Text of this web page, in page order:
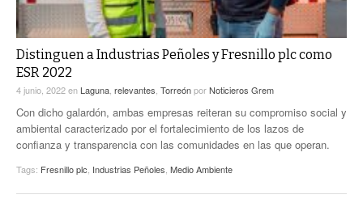
Distinguen a Industrias Peñoles y Fresnillo plc como
ESR 2022
4 junio, 2022en Laguna relevantes TorreónporNoticieros Grem
Con dicho galardón, ambas empresas reiteran su compromiso social y
ambiental caracterizado por el fortalecimiento de los lazos de
confianza y transparencia con las comunidades en las que operan.
Tags: Fresnillo plc Industrias Peñoles Medio Ambiente